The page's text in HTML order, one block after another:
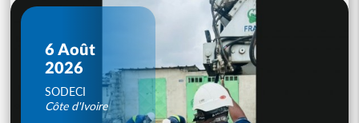
6 Août
2026
SODECI
Côte d'Ivoire